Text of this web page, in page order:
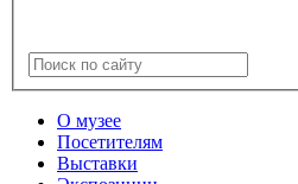
О музее
Посетителям
Выставки